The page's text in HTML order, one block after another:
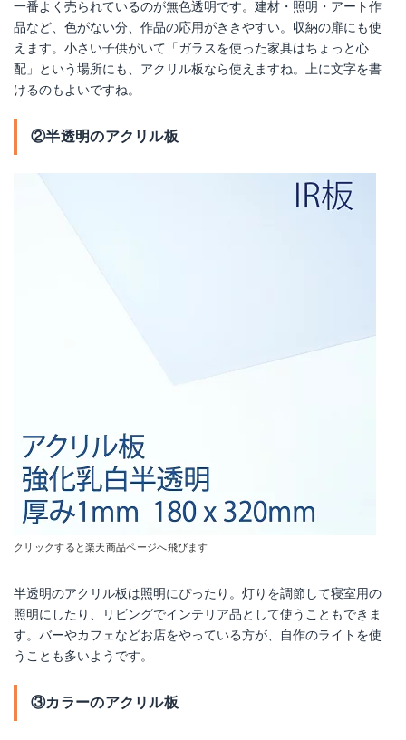
一番よく売られているのが無色透明です。建材・照明・アート作
品など、色がない分、作品の応用がききやすい。収納の扉にも使
えます。小さい子供がいて「ガラスを使った家具はちょっと心
配」という場所にも、アクリル板なら使えますね。上に文字を書
けるのもよいですね。
②半透明のアクリル板
クリックすると楽天商品ページへ飛びます
半透明のアクリル板は照明にぴったり。灯りを調節して寝室用の
照明にしたり、リビングでインテリア品として使うこともできま
す。バーやカフェなどお店をやっている方が、自作のライトを使
うことも多いようです。
③カラーのアクリル板